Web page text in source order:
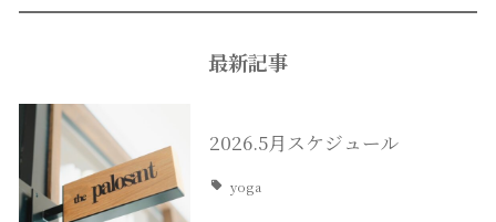
最新記事
2026.5月スケジュール
yoga